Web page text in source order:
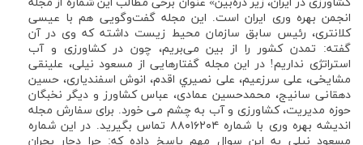
انجمن بهره وری ایران است. این مجله گفت‌وگویی هم با عیسی
کلانتری، رئیس سابق سازمان محیط زیست داشته که وی در آن
گفته: تمدن کشور را از بین می‌بریم، چون در کشاورزی و آب
استراتژی نداریم! در این مجله گفتارهایی از مسعود نیلی، علینقی
مشایخی، علی سرزعیم، علی نصیري اقدم، انوش اسفندیاری، حسین
دهقانی سانیج، محمدحسین عمادی، عباس کشاورز و دیگر نخبگان
حوزه مدیریت، کشاورزی و آب به چشم می خورد. برای سفارش مجله
اندیشه بهره وری با شماره ۸۸۰۱۶۲۰۴ تماس بگیرید. در این شماره
مسعود نیلی به این سوال مهم پاسخ داده که: چرا دچار بحران